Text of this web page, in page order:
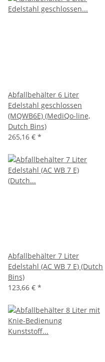
Abfallbehälter 6 Liter
Edelstahl geschlossen
(MQWB6E) (MediQo-line,
Dutch Bins)
265,16 € *
Abfallbehälter 7 Liter
Edelstahl (AC WB 7 E) (Dutch
Bins)
123,66 € *